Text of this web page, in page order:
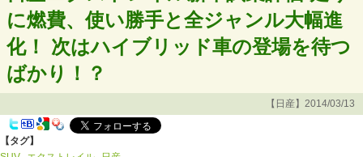
に燃費、使い勝手と全ジャンル大幅進
化！ 次はハイブリッド車の登場を待つ
ばかり！？
【日産】2014/03/13
【タグ】